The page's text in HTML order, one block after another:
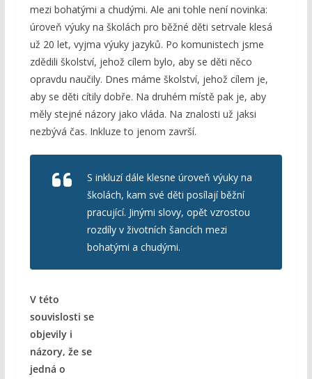
mezi bohatými a chudými. Ale ani tohle není novinka:
úroveň výuky na školách pro běžné děti setrvale klesá
už 20 let, vyjma výuky jazyků. Po komunistech jsme
zdědili školství, jehož cílem bylo, aby se děti něco
opravdu naučily. Dnes máme školství, jehož cílem je,
aby se děti cítily dobře. Na druhém místě pak je, aby
měly stejné názory jako vláda. Na znalosti už jaksi
nezbývá čas. Inkluze to jenom završí.
S inkluzí dále klesne úroveň výuky na
školách, kam své děti posílají běžní
pracující. Jinými slovy, opět vzrostou
rozdíly v životních šancích mezi
bohatými a chudými.
V této
souvislosti se
objevily i
názory, že se
jedná o